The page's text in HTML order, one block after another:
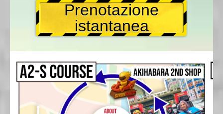
Prenotazione
istantanea